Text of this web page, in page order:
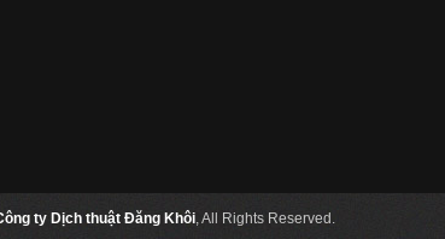
ty Dịch thuật Đăng Khôi, All Rights Reserved.